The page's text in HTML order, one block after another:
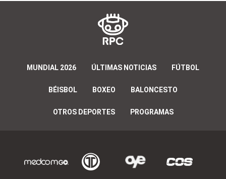
MUNDIAL 2026 ÚLTIMAS NOTICIAS FÚTBOL
BÉISBOL BOXEO BALONCESTO
OTROS DEPORTES PROGRAMAS